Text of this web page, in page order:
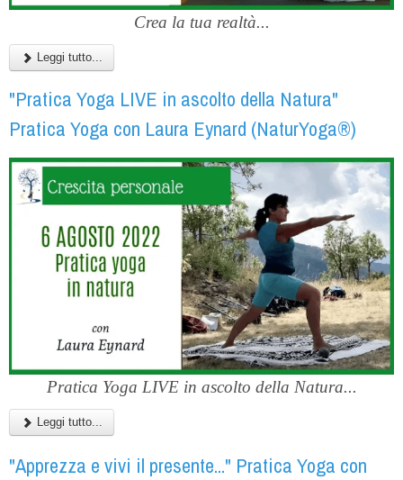
Crea la tua realtà...
Leggi tutto...
"Pratica Yoga LIVE in ascolto della Natura"
Pratica Yoga con Laura Eynard (NaturYoga®)
Pratica Yoga LIVE in ascolto della Natura...
Leggi tutto...
"Apprezza e vivi il presente..." Pratica Yoga con